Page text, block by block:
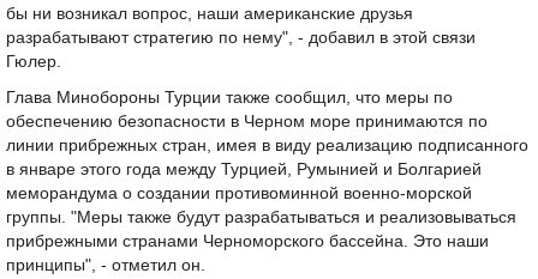
бы ни возникал вопрос, наши американские друзья
разрабатывают стратегию по нему", - добавил в этой связи
Гюлер.
Глава Минобороны Турции также сообщил, что меры по
обеспечению безопасности в Черном море принимаются по
линии прибрежных стран, имея в виду реализацию подписанного
в январе этого года между Турцией, Румынией и Болгарией
меморандума о создании противоминной военно-морской
группы. "Меры также будут разрабатываться и реализовываться
прибрежными странами Черноморского бассейна. Это наши
принципы", - отметил он.